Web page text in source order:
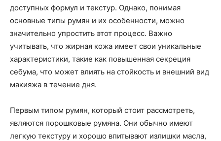
доступных формул и текстур. Однако, понимая
основные типы румян и их особенности, можно
значительно упростить этот процесс. Важно
учитывать, что жирная кожа имеет свои уникальные
характеристики, такие как повышенная секреция
себума, что может влиять на стойкость и внешний вид
макияжа в течение дня.
Первым типом румян, который стоит рассмотреть,
являются порошковые румяна. Они обычно имеют
легкую текстуру и хорошо впитывают излишки масла,